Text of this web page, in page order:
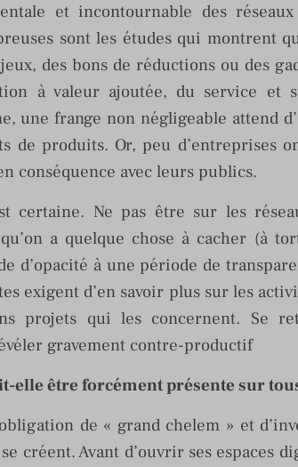
et incontournable des
sont les études qui montrent
des bons de réductions ou des
à valeur ajoutée, du service et
une frange non négligeable attend
de produits. Or, peu d’entreprises
conséquence avec leurs publics.
certaine. Ne pas être sur les
a quelque chose à cacher (à
d’opacité à une période de
exigent d’en savoir plus sur les
projets qui les concernent. Se
gravement contre-productif
elle être forcément présente sur
de « grand chelem » et
créent. Avant d’ouvrir ses espaces